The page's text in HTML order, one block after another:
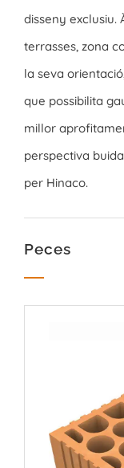
disseny exclusiu.
terrasses, zona
la seva
que possibilita
millor
perspectiva
per Hinaco.
Peces